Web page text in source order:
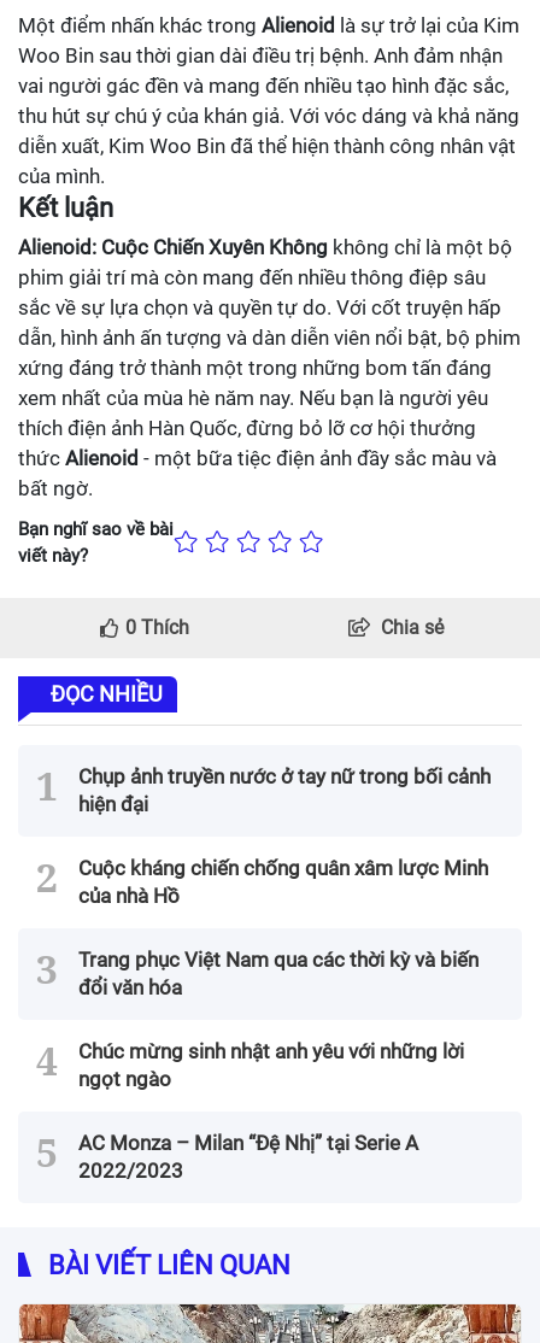
Một điểm nhấn khác trong Alienoid là sự trở lại của Kim
Woo Bin sau thời gian dài điều trị bệnh. Anh đảm nhận
vai người gác đền và mang đến nhiều tạo hình đặc sắc,
thu hút sự chú ý của khán giả. Với vóc dáng và khả năng
diễn xuất, Kim Woo Bin đã thể hiện thành công nhân vật
của mình.
Kết luận
Alienoid: Cuộc Chiến Xuyên Không không chỉ là một bộ
phim giải trí mà còn mang đến nhiều thông điệp sâu
sắc về sự lựa chọn và quyền tự do. Với cốt truyện hấp
dẫn, hình ảnh ấn tượng và dàn diễn viên nổi bật, bộ phim
xứng đáng trở thành một trong những bom tấn đáng
xem nhất của mùa hè năm nay. Nếu bạn là người yêu
thích điện ảnh Hàn Quốc, đừng bỏ lỡ cơ hội thưởng
thức Alienoid - một bữa tiệc điện ảnh đầy sắc màu và
bất ngờ.
Bạn nghĩ sao về bài
viết này?
0 Thích Chia sẻ
ĐỌC NHIỀU
Chụp ảnh truyền nước ở tay nữ trong bối cảnh
hiện đại
Cuộc kháng chiến chống quân xâm lược Minh
của nhà Hồ
Trang phục Việt Nam qua các thời kỳ và biến
đổi văn hóa
Chúc mừng sinh nhật anh yêu với những lời
ngọt ngào
AC Monza – Milan “Đệ Nhị” tại Serie A
2022/2023
BÀI VIẾT LIÊN QUAN